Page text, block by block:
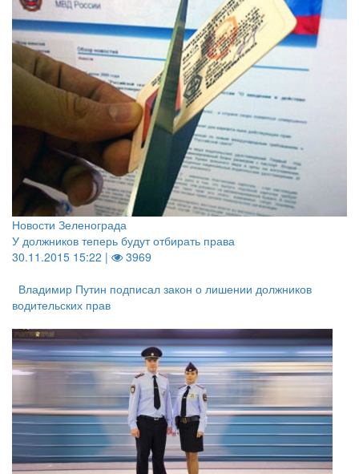
Новости Зеленограда
У должников теперь будут отбирать права
30.11.2015 15:22 |
3969
Владимир Путин подписал закон о лишении должников
водительских прав